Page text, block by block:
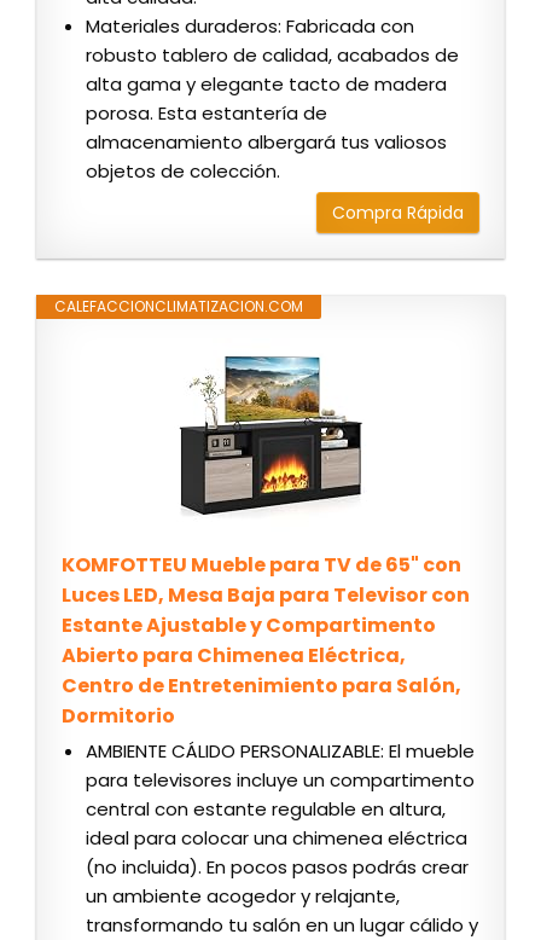
Materiales duraderos: Fabricada con
robusto tablero de calidad, acabados de
alta gama y elegante tacto de madera
porosa. Esta estantería de
almacenamiento albergará tus valiosos
objetos de colección.
Compra Rápida
CALEFACCIONCLIMATIZACION.COM
KOMFOTTEU Mueble para TV de 65" con
Luces LED, Mesa Baja para Televisor con
Estante Ajustable y Compartimento
Abierto para Chimenea Eléctrica,
Centro de Entretenimiento para Salón,
Dormitorio
AMBIENTE CÁLIDO PERSONALIZABLE: El mueble
para televisores incluye un compartimento
central con estante regulable en altura,
ideal para colocar una chimenea eléctrica
(no incluida). En pocos pasos podrás crear
un ambiente acogedor y relajante,
transformando tu salón en un lugar cálido y